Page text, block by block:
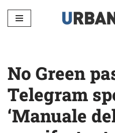
Vai
No Green
Telegram
‘Manuale